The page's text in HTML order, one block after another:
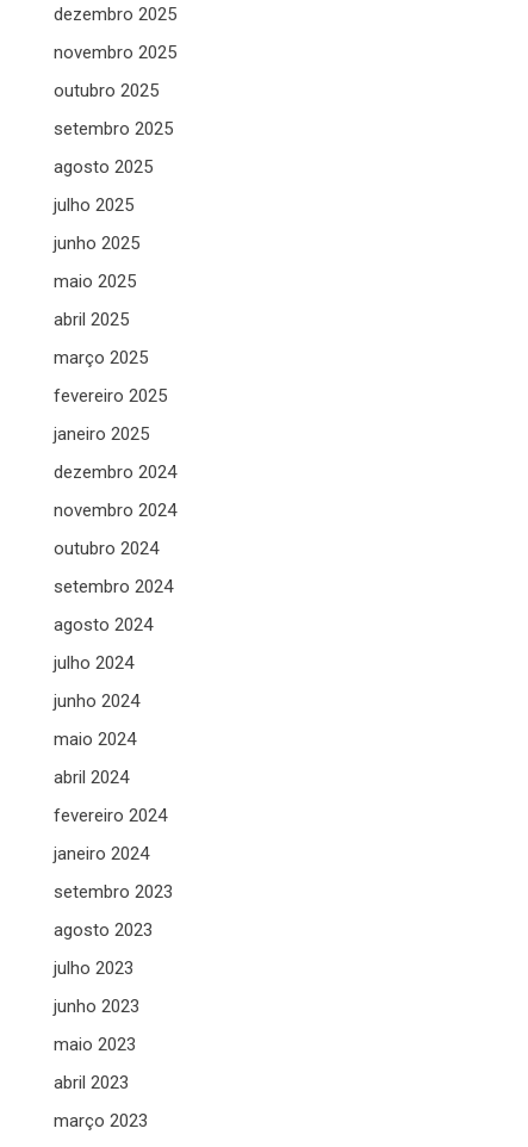
dezembro 2025
novembro 2025
outubro 2025
setembro 2025
agosto 2025
julho 2025
junho 2025
maio 2025
abril 2025
março 2025
fevereiro 2025
janeiro 2025
dezembro 2024
novembro 2024
outubro 2024
setembro 2024
agosto 2024
julho 2024
junho 2024
maio 2024
abril 2024
fevereiro 2024
janeiro 2024
setembro 2023
agosto 2023
julho 2023
junho 2023
maio 2023
abril 2023
março 2023